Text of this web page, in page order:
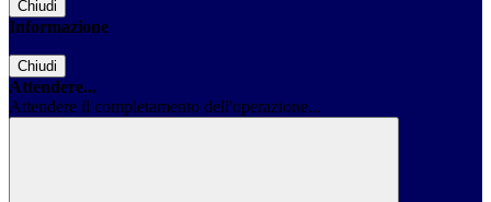
Chiudi
Informazione
Chiudi
Attendere...
Attendere il completamento dell'operazione...